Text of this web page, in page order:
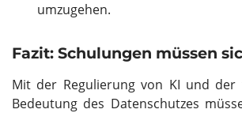
umzugehen.
Fazit: Schulungen müssen
Mit der Regulierung von KI und der
Bedeutung des Datenschutzes